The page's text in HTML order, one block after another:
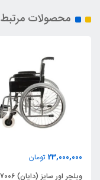
محصولات مرتبط
23,000,000 تومان
ویلچر اور سایز (دایان) 7006